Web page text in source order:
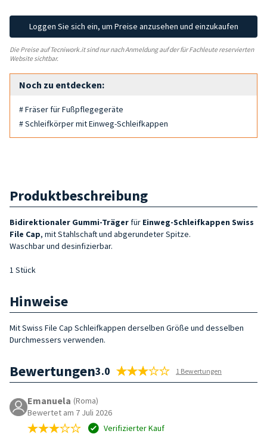
Loggen Sie sich ein, um Preise anzusehen und einzukaufen
Die Preise auf Tecniwork.it sind nur nach Anmeldung auf der für Fachleute reservierten
Website sichtbar.
Noch zu entdecken:
# Fräser für Fußpflegegeräte
# Schleifkörper mit Einweg-Schleifkappen
Produktbeschreibung
Bidirektionaler Gummi-Träger für Einweg-Schleifkappen Swiss
File Cap, mit Stahlschaft und abgerundeter Spitze.
Waschbar und desinfizierbar.
1 Stück
Hinweise
Mit Swiss File Cap Schleifkappen derselben Größe und desselben
Durchmessers verwenden.
Bewertungen3.0 1 Bewertungen
Emanuela (Roma)
Bewertet am 7 Juli 2026
Verifizierter Kauf